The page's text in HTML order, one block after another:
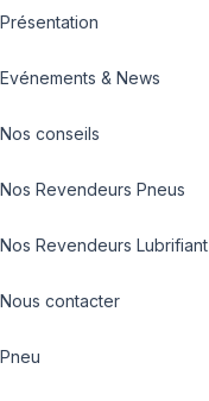
Présentation
Evénements & News
Nos conseils
Nos Revendeurs Pneus
Nos Revendeurs Lubrifiant
Nous contacter
Pneu